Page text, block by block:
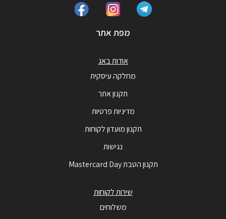
מפת אתר
אודות באג
מחלקה עיסקית
תקנון אתר
מדיניות פרטיות
תקנון מועדון לקוחות
נגישות
תקנון הטבת Mastercard Day
שירות לקוחות
משלוחים